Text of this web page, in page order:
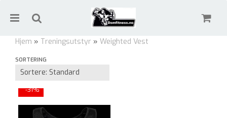
Hjem » Treningsutstyr » Weighted Vest
SORTERING Weighted Vest
-31%